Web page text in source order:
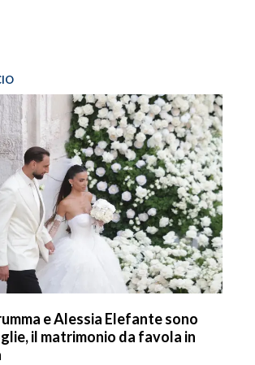
e Alessia Elefante sono
il matrimonio da favola in